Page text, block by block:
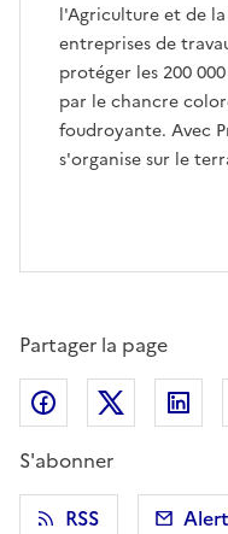
l'Agriculture et de la
entreprises de
protéger les 200
par le chancre
foudroyante. Avec
s'organise sur le
Partager la page
Partager sur
S'abonner
RSS